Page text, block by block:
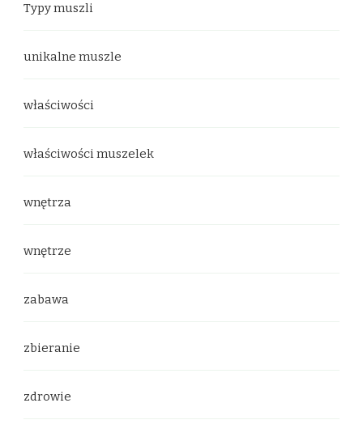
Typy muszli
unikalne muszle
właściwości
właściwości muszelek
wnętrza
wnętrze
zabawa
zbieranie
zdrowie